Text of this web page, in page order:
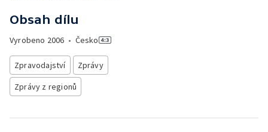
Obsah dílu
Vyrobeno 2006 • Česko
Zpravodajství
Zprávy
Zprávy z regionů